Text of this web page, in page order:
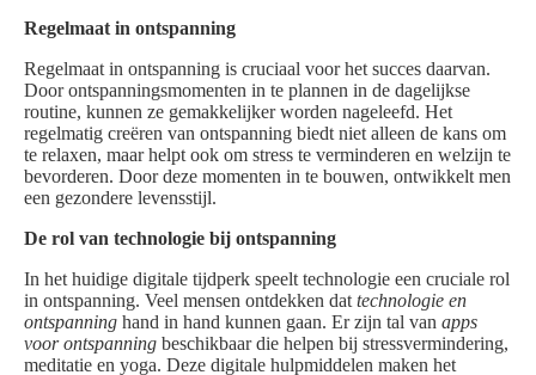
Regelmaat in ontspanning
Regelmaat in ontspanning is cruciaal voor het succes daarvan.
Door ontspanningsmomenten in te plannen in de dagelijkse
routine, kunnen ze gemakkelijker worden nageleefd. Het
regelmatig creëren van ontspanning biedt niet alleen de kans om
te relaxen, maar helpt ook om stress te verminderen en welzijn te
bevorderen. Door deze momenten in te bouwen, ontwikkelt men
een gezondere levensstijl.
De rol van technologie bij ontspanning
In het huidige digitale tijdperk speelt technologie een cruciale rol
in ontspanning. Veel mensen ontdekken dat technologie en
ontspanning hand in hand kunnen gaan. Er zijn tal van apps
voor ontspanning beschikbaar die helpen bij stressvermindering,
meditatie en yoga. Deze digitale hulpmiddelen maken het